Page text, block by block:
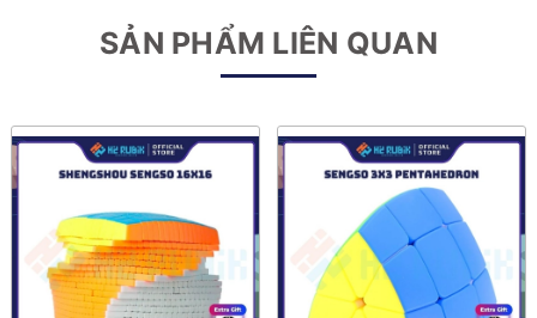
SẢN PHẨM LIÊN QUAN